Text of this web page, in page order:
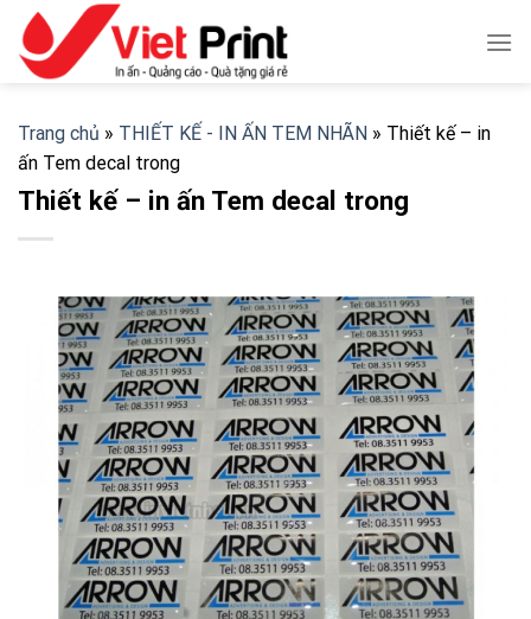
Skip
content
Trang chủ » THIẾT KẾ - IN ẤN TEM NHÃN » Thiết kế – in
ấn Tem decal trong
Thiết kế – in ấn Tem decal trong